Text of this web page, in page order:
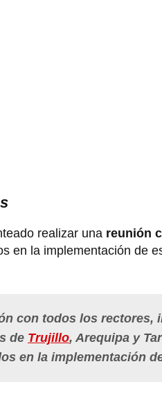
realizar una reunión
en la implementación de
con todos los
de Trujillo, Arequipa y
en la implementación